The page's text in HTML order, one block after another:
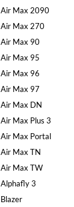
Air Max 2090
Air Max 270
Air Max 90
Air Max 95
Air Max 96
Air Max 97
Air Max DN
Air Max Plus 3
Air Max Portal
Air Max TN
Air Max TW
Alphafly 3
Blazer